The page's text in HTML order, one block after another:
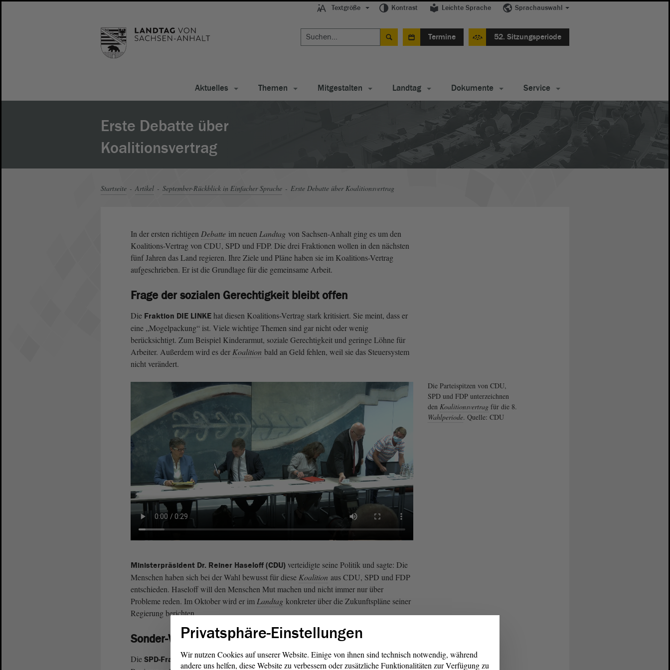
Textgröße Kontrast Leichte Sprache Sprachauswahl
Termine 52. Sitzungsperiode
Aktuelles Themen Mitgestalten Landtag Dokumente Service
Erste Debatte über
Koalitionsvertrag
Startseite Artikel September-Rückblick in Einfacher Sprache Erste Debatte über Koalitionsvertrag
In der ersten richtigen Debatte im neuen Landtag von Sachsen-Anhalt ging es um den
Koalitions-Vertrag von CDU, SPD und FDP. Die drei Fraktionen wollen in den nächsten
fünf Jahren das Land regieren. Ihre Ziele und Pläne haben sie im Koalitions-Vertrag
aufgeschrieben. Er ist die Grundlage für die gemeinsame Arbeit.
Frage der sozialen Gerechtigkeit bleibt offen
Die Fraktion DIE LINKE hat diesen Koalitions-Vertrag stark kritisiert. Sie meint, dass er
eine „Mogelpackung“ ist. Viele wichtige Themen sind gar nicht oder wenig
berücksichtigt. Zum Beispiel Kinderarmut, soziale Gerechtigkeit und geringe Löhne für
Arbeiter. Außerdem wird es der Koalition bald an Geld fehlen, weil sie das Steuersystem
nicht verändert.
Die Parteispitzen von CDU,
SPD und FDP unterzeichnen
den Koalitionsvertragfür die 8.
Wahlperiode. Quelle: CDU
Ministerpräsident Dr. Reiner Haseloff (CDU) verteidigte seine Politik und sagte: Die
Menschen haben sich bei der Wahl bewusst für dieseKoalition aus CDU, SPD und FDP
entschieden. Haseloff will den Menschen Mut machen und nicht immer nur über
Probleme reden. Im Oktober wird er imLandtag konkreter über die Zukunftspläne seiner
Regierung berichten.
Sonder-Vermögen für Corona-Kosten
Die SPD-Fraktionbetonte, dass es extra ein Sonder-Vermögen gibt. Damit will die
Privatsphäre-Einstellungen
Wir nutzen Cookies auf unserer Website. Einige von ihnen sind technisch notwendig, während
andere uns helfen, diese Website zu verbessern oder zusätzliche Funktionalitäten zur Verfügung zu